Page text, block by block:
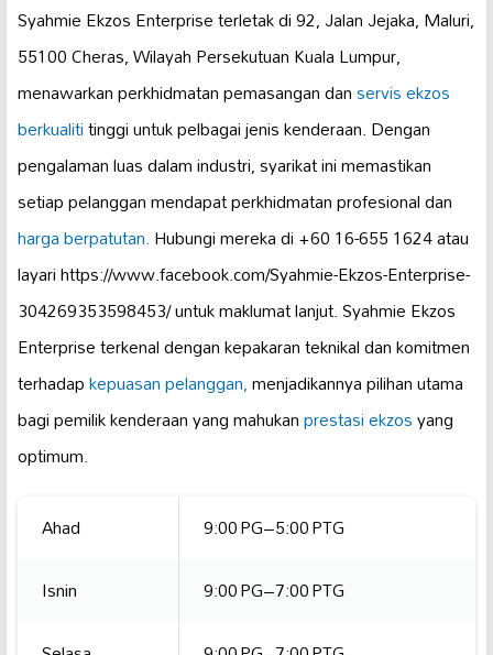
Syahmie Ekzos Enterprise terletak di 92, Jalan Jejaka, Maluri,
55100 Cheras, Wilayah Persekutuan Kuala Lumpur,
menawarkan perkhidmatan pemasangan danservis ekzos
berkualititinggi untuk pelbagai jenis kenderaan. Dengan
pengalaman luas dalam industri, syarikat ini memastikan
setiap pelanggan mendapat perkhidmatan profesional dan
harga berpatutan.Hubungi mereka di +60 16-655 1624 atau
layari https://www.facebook.com/Syahmie-Ekzos-Enterprise-
304269353598453/ untuk maklumat lanjut. Syahmie Ekzos
Enterprise terkenal dengan kepakaran teknikal dan komitmen
terhadapkepuasan pelanggan,menjadikannya pilihan utama
bagi pemilik kenderaan yang mahukanprestasi ekzosyang
optimum.
Ahad
9:00 PG–5:00 PTG
Isnin
9:00 PG–7:00 PTG